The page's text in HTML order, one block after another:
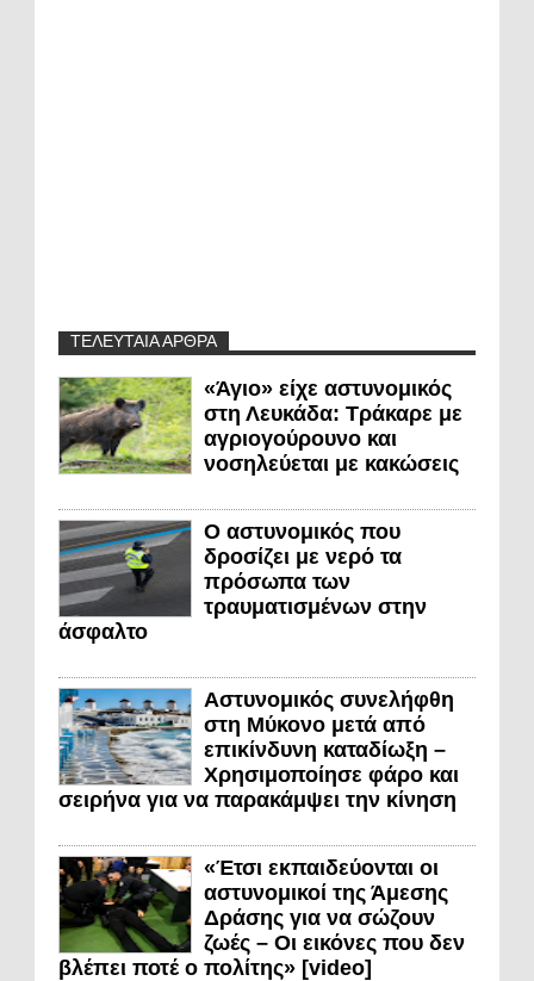
ΤΕΛΕΥΤΑΙΑ ΑΡΘΡΑ
«Άγιο» είχε αστυνομικός
στη Λευκάδα: Τράκαρε με
αγριογούρουνο και
νοσηλεύεται με κακώσεις
Ο αστυνομικός που
δροσίζει με νερό τα
πρόσωπα των
τραυματισμένων στην
άσφαλτο
Αστυνομικός συνελήφθη
στη Μύκονο μετά από
επικίνδυνη καταδίωξη –
Χρησιμοποίησε φάρο και
σειρήνα για να παρακάμψει την κίνηση
«Έτσι εκπαιδεύονται οι
αστυνομικοί της Άμεσης
Δράσης για να σώζουν
ζωές – Οι εικόνες που δεν
βλέπει ποτέ ο πολίτης» [video]